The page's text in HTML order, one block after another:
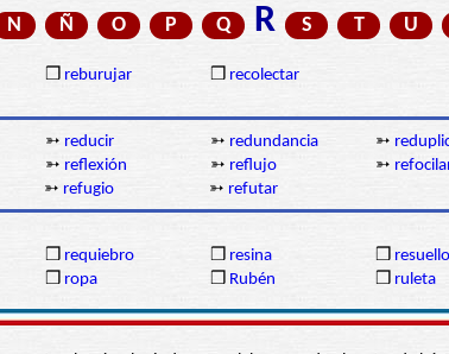
N Ñ O P Q R S T U
❒ reburujar ❒ recolectar
➳ reducir ➳ redundancia ➳
➳ reflexión ➳ reflujo ➳
➳ refugio ➳ refutar
❒ requiebro ❒ resina ❒ resuello
❒ ropa ❒ Rubén ❒ ruleta